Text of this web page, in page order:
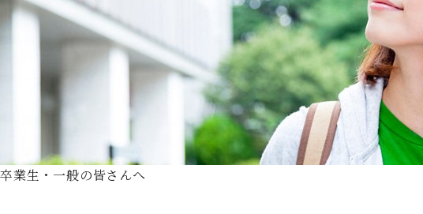
卒業生・一般の皆さんへ